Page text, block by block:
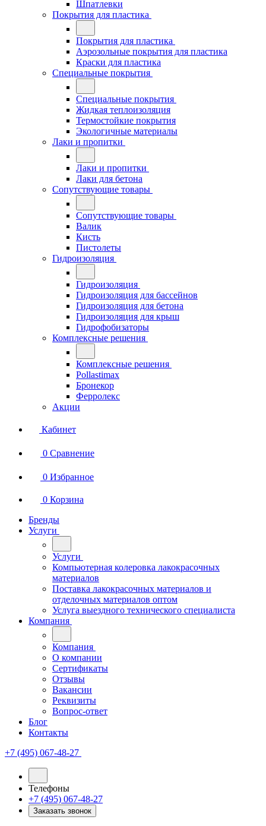
Шпатлевки
Покрытия для пластика
Покрытия для пластика
Аэрозольные покрытия для пластика
Краски для пластика
Специальные покрытия
Специальные покрытия
Жидкая теплоизоляция
Термостойкие покрытия
Экологичные материалы
Лаки и пропитки
Лаки и пропитки
Лаки для бетона
Сопутствующие товары
Сопутствующие товары
Валик
Кисть
Пистолеты
Гидроизоляция
Гидроизоляция
Гидроизоляция для бассейнов
Гидроизоляция для бетона
Гидроизоляция для крыш
Гидрофобизаторы
Комплексные решения
Комплексные решения
Pollastimax
Бронекор
Ферролекс
Акции
Кабинет
0 Сравнение
0 Избранное
0 Корзина
Бренды
Услуги
Услуги
Компьютерная колеровка лакокрасочных
материалов
Поставка лакокрасочных материалов и
отделочных материалов оптом
Услуга выездного технического специалиста
Компания
Компания
О компании
Сертификаты
Отзывы
Вакансии
Реквизиты
Вопрос-ответ
Блог
Контакты
+7 (495) 067-48-27
Телефоны
+7 (495) 067-48-27
Заказать звонок